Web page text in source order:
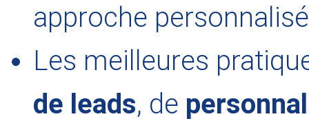
approche
Les meilleures
de leads, de